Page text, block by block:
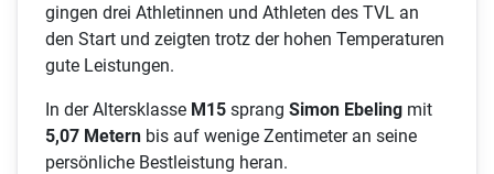
gingen drei Athletinnen und Athleten des TVL an
den Start und zeigten trotz der hohen Temperaturen
gute Leistungen.
In der Altersklasse M15 sprang Simon Ebeling mit
5,07 Metern bis auf wenige Zentimeter an seine
persönliche Bestleistung heran.